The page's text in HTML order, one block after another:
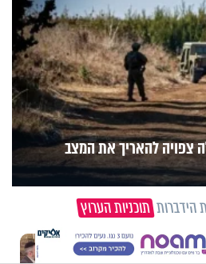
צפויה להאריך את המצב
הידברות תוכניות הערוץ